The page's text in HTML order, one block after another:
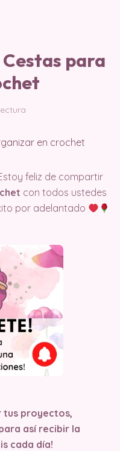
Cestas para
feliz de compartir
con todos ustedes
por adelantado
tus proyectos,
así recibir la
cada día!